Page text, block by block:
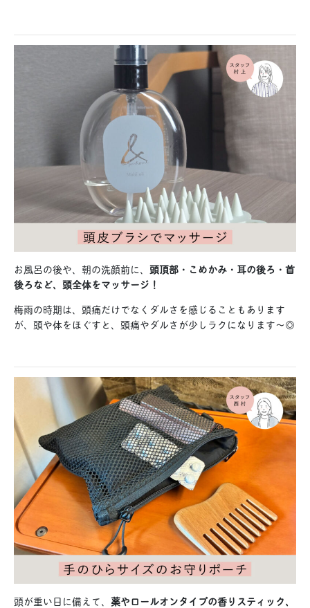
お風呂の後や、朝の洗顔前に、 頭頂部・こめかみ・耳の後ろ・首
後ろなど、頭全体をマッサージ！
梅雨の時期は、頭痛だけでなくダルさを感じることもあります
が、頭や体をほぐすと、頭痛やダルさが少しラクになります〜◎
頭が重い日に備えて、 薬やロールオンタイプの香りスティック、